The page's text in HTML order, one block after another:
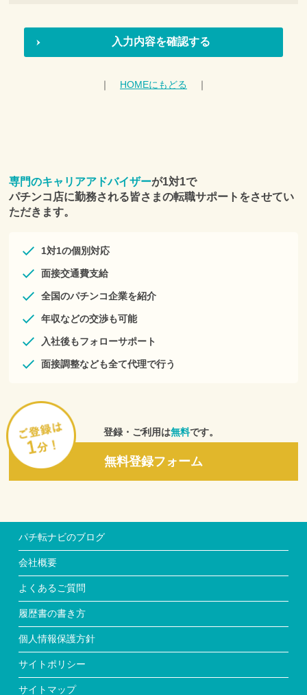
2.利用者は、本サービスの利用申し込みを行った時点におい
て、本規約の定めに従い本サービスを利用することについて、
本サービスを利用希望する個人は、登録フォームより、個人情
ービス全体の提供を長期的に中断もしくは終了することがで
き、利用者はこれを承諾します。
■第５条 個人情報
理します。
■第６条 サービスの提供
１．当社は、以下のサービスの中から利用者にとって適切なサ
(1)Eメールやダイレクトメール、および郵送、SMS、電話等に
(2)キャリアアドバイザーによる転職活動に関するサポート
(4)応募意思の確認のとれた求人に対する応募手続きの代行
(5)メールマガジンなどの媒体によるキャンペーンの提供
(6)その他利用者の転職に有益と当社が判断する一切のサービス
発売する新聞、広告、雑誌その他の媒体等に転載することにつ
いて、あらかじめ同意しているものとします。
３．利用者は、当社が、個人情報以外の情報および本サービス
の利用状況について、当社と取引を行う協力企業、媒体、マス
コミ等が編集、発行、もしくは発売するものに転載することに
ついて、あらかじめ同意しているものとします。
４．本条2項および3項の場合、転載された掲載物の著作権は、
５．前各項に掲げる内容から発生する一切の損害について、当
社は何らの責任も負わないものとします。
■第７条 利用者情報の正確性
利用者が当社に対して利用申し込み時などで提供した情報が正
して求人企業、その他の第三者から何らかの異議、請求もしく
は要求などがなされた場合には、自己の費用負担と責任で対処
するものとします。また、当社に一切の迷惑をかけないことを
保証するものとします。
■第8条 労働条件
当社は、利用者が求人企業に入社した場合の仕事内容や処遇な
ど労働条件の概略について確認を行いますが、利用者は、利用
者の責任において、求人企業に労働条件を直接確認した後に雇
用契約を結ぶものとし、当社が確認しかつ利用者に通知した労
｜ HOMEにもどる ｜
専門のキャリアアドバイザーが1対1で
パチンコ店に勤務される皆さまの転職サポートをさせてい
ただきます。
1対1の個別対応
面接交通費支給
全国のパチンコ企業を紹介
年収などの交渉も可能
入社後もフォローサポート
面接調整なども全て代理で行う
登録・ご利用は無料です。
無料登録フォーム
パチ転ナビのブログ
会社概要
よくあるご質問
履歴書の書き方
個人情報保護方針
サイトポリシー
サイトマップ